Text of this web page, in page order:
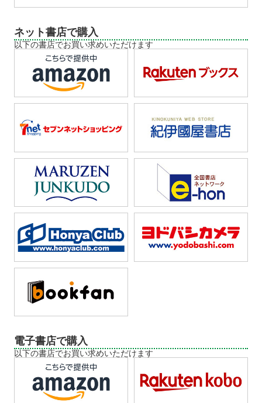
ネット書店で購入
以下の書店でお買い求めいただけます
電子書店で購入
以下の書店でお買い求めいただけます